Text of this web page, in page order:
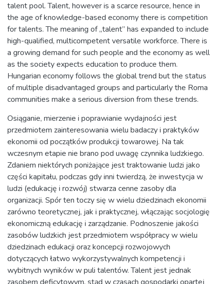
talent pool. Talent, however is a scarce resource, hence in
the age of knowledge-based economy there is competition
for talents. The meaning of „talent” has expanded to include
high-qualified, multicompetent versatile workforce. There is
a growing demand for such people and the economy as well
as the society expects education to produce them.
Hungarian economy follows the global trend but the status
of multiple disadvantaged groups and particularly the Roma
communities make a serious diversion from these trends.
Osiąganie, mierzenie i poprawianie wydajności jest
przedmiotem zainteresowania wielu badaczy i praktyków
ekonomii od początków produkcji towarowej. Na tak
wczesnym etapie nie brano pod uwagę czynnika ludzkiego.
Zdaniem niektórych poniżające jest traktowanie ludzi jako
części kapitału, podczas gdy inni twierdzą, że inwestycja w
ludzi (edukację i rozwój) stwarza cenne zasoby dla
organizacji. Spór ten toczy się w wielu dziedzinach ekonomii
zarówno teoretycznej, jak i praktycznej, włączając socjologię
ekonomiczną edukację i zarządzanie. Podnoszenie jakości
zasobów ludzkich jest przedmiotem współpracy w wielu
dziedzinach edukacji oraz koncepcji rozwojowych
dotyczących łatwo wykorzystywalnych kompetencji i
wybitnych wyników w puli talentów. Talent jest jednak